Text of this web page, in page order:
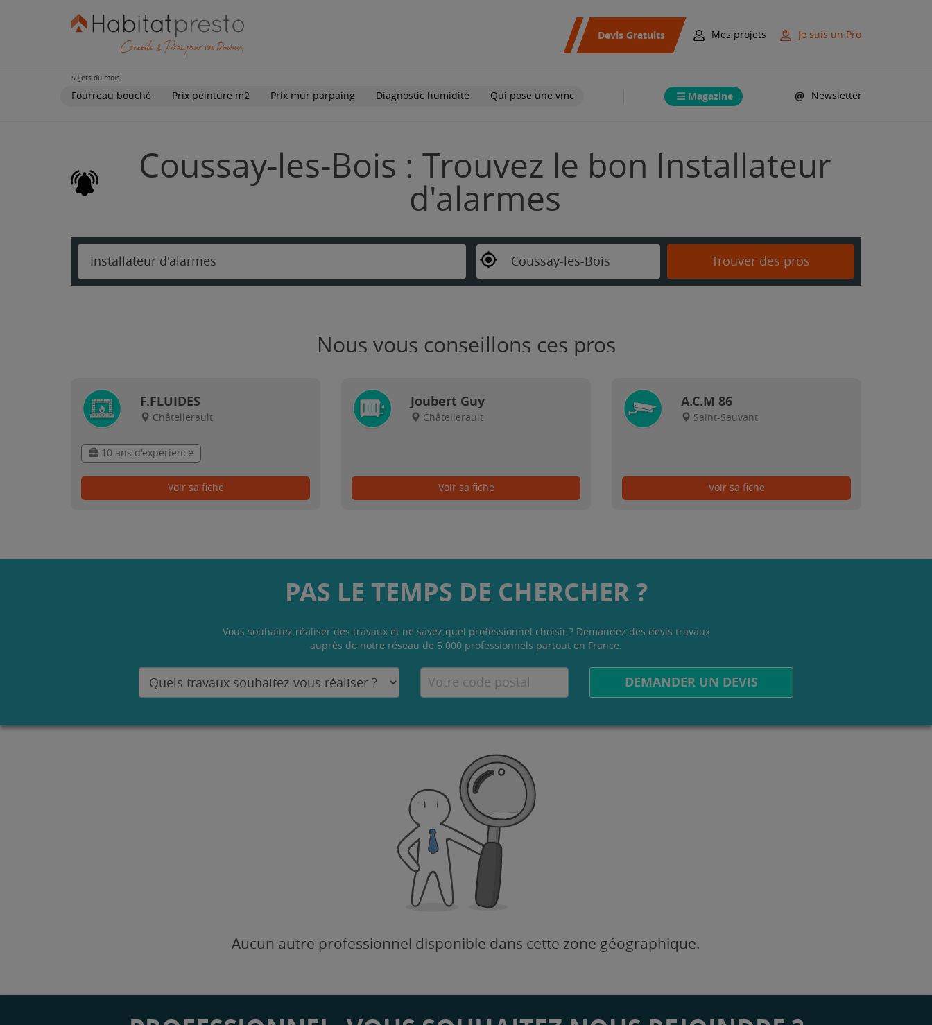
Devis Gratuits Mes projets Je suis un Pro
Sujets du mois
Fourreau bouché Prix peinture m2 Prix mur parpaing Diagnostic humidité Qui pose une vmc Magazine Newsletter
Coussay-les-Bois : Trouvez le bon Installateur
d'alarmes
Installateur d'alarmes Coussay-les-Bois Trouver des pros
Nous vous conseillons ces pros
F.FLUIDES
Châtellerault
10 ans d'expérience
Voir sa fiche
Joubert Guy
Châtellerault
Voir sa fiche
A.C.M 86
Saint-Sauvant
Voir sa fiche
PAS LE TEMPS DE CHERCHER ?
Vous souhaitez réaliser des travaux et ne savez quel professionnel choisir ? Demandez des devis travaux
auprès de notre réseau de 5 000 professionnels partout en France.
DEMANDER UN DEVIS
Aucun autre professionnel disponible dans cette zone géographique.